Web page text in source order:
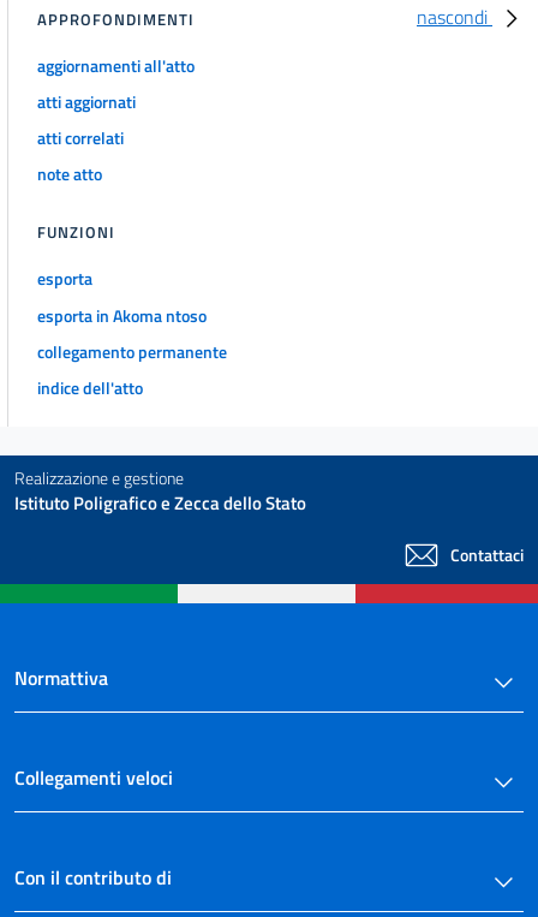
Incandidabilità, ineleggibilità, incompatibilità
55
56
57
58
60
61
62
63
64
66
67
69
71
73
nascondi
APPROFONDIMENTI
aggiornamenti all'atto
atti aggiornati
atti correlati
note atto
FUNZIONI
esporta
esporta in Akoma ntoso
collegamento permanente
indice dell'atto
Realizzazione e gestione
Istituto Poligrafico e Zecca dello Stato
Contattaci
Normattiva
Collegamenti veloci
Con il contributo di